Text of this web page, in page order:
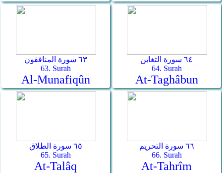
٦٣ سورة المنافقون
63. Surah
Al-Munafiqûn
٦٤ سورة التغابن
64. Surah
At-Taghâbun
٦٥ سورة الطلاق
65. Surah
At-Talâq
٦٦ سورة التحريم
66. Surah
At-Tahrîm